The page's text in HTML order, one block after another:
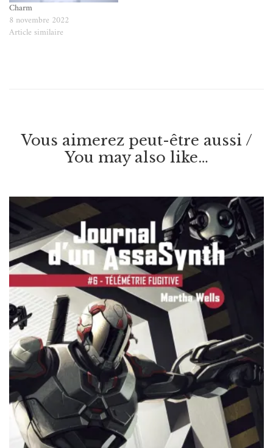
Charm
8 novembre 2022
Article similaire
Vous aimerez peut-être aussi /
You may also like…